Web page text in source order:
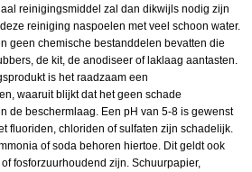
reinigingsmiddel zal dan dikwijls nodig zijn
reiniging naspoelen met veel schoon water.
geen chemische bestanddelen bevatten die
de kit, de anodiseer of laklaag aantasten.
is het raadzaam een
waaruit blijkt dat het geen schade
de beschermlaag. Een pH van 5-8 is gewenst
fluoriden, chloriden of sulfaten zijn schadelijk.
of soda behoren hiertoe. Dit geldt ook
fosforzuurhoudend zijn. Schuurpapier,